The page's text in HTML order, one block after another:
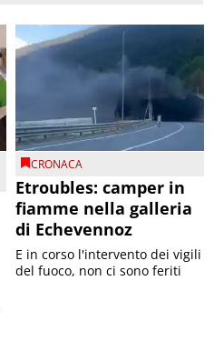
CRONACA
Etroubles: camper in
fiamme nella galleria
di Echevennoz
E in corso l'intervento dei vigili
del fuoco, non ci sono feriti